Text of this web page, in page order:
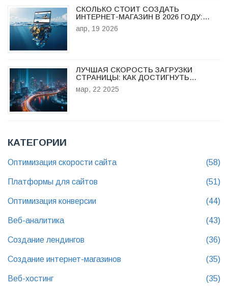
СКОЛЬКО СТОИТ СОЗДАТЬ
ИНТЕРНЕТ-МАГАЗИН В 2026 ГОДУ:
РЕАЛЬНЫЕ ЦЕНЫ И РАСЧЕТЫ
апр, 19 2026
ЛУЧШАЯ СКОРОСТЬ ЗАГРУЗКИ
СТРАНИЦЫ: КАК ДОСТИГНУТЬ
ИДЕАЛА
мар, 22 2025
КАТЕГОРИИ
Оптимизация скорости сайта (58)
Платформы для сайтов (51)
Оптимизация конверсии (44)
Веб-аналитика (43)
Создание лендингов (36)
Создание интернет-магазинов (35)
Веб-хостинг (35)